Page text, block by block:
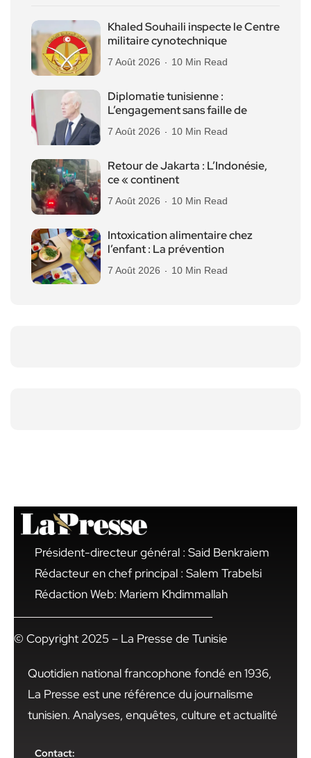
Khaled Souhaili inspecte le Centre
militaire cynotechnique
7 Août 2026 10 Min Read
Diplomatie tunisienne :
L’engagement sans faille de
7 Août 2026 10 Min Read
Retour de Jakarta : L’Indonésie,
ce « continent
7 Août 2026 10 Min Read
Intoxication alimentaire chez
l’enfant : La prévention
7 Août 2026 10 Min Read
Président-directeur général : Said Benkraiem
Rédacteur en chef principal : Salem Trabelsi
Rédaction Web: Mariem Khdimmallah
© Copyright 2025 – La Presse de Tunisie
Quotidien national francophone fondé en 1936,
La Presse est une référence du journalisme
tunisien. Analyses, enquêtes, culture et actualité
Contact: